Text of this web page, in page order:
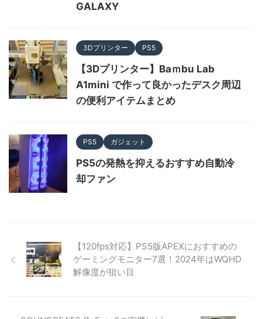
GALAXY
3Dプリンター PS5
【3Dプリンター】Baｍbu Lab
A1mini で作って良かったデスク周辺
の便利アイテムまとめ
PS5 ガジェット
PS5の発熱を抑えるおすすめ自動冷
却ファン
【120fps対応】PS5版APEXにおすすめの
ゲーミングモニター7選！2024年はWQHD
解像度が狙い目